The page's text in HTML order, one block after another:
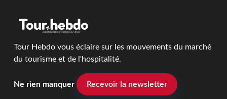
Tour Hebdo vous éclaire sur les mouvements du marché
du tourisme et de l'hospitalité.
Ne rien manquer Recevoir la newsletter